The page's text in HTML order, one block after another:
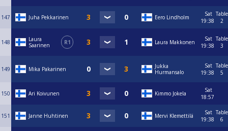
147 Juha Pekkarinen Eero Lindholm
Sat
19:38
Table
2
148
Laura
Saarinen
R1 Laura Makkonen
Sat
19:38
Table
3
149 Mika Pakarinen
Jukka
Hurmansalo
Sat
19:38
Table
5
150 Ari Koivunen Kimmo Jokela
Sat
18:57
151 Janne Huhtinen Mervi Klemettilä
Sat
19:38
Table
6